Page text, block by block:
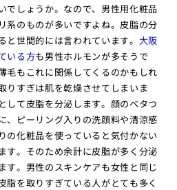
でしょうか。なので、男性用化粧品
系のものが多いですよね。皮脂の分
世間的には言われています。 大阪
いる方も男性ホルモンが多そうで
毛もこれに関係してくるのかもしれ
りすぎは肌を乾燥させてしまいま
して皮脂を分泌します。顔のベタつ
、ピーリング入りの洗顔料や清涼感
の化粧品を使っていると気付かない
す。そのため余計に皮脂が多く分泌
す。男性のスキンケアも女性と同じ
脂を取りすぎている人がとても多く